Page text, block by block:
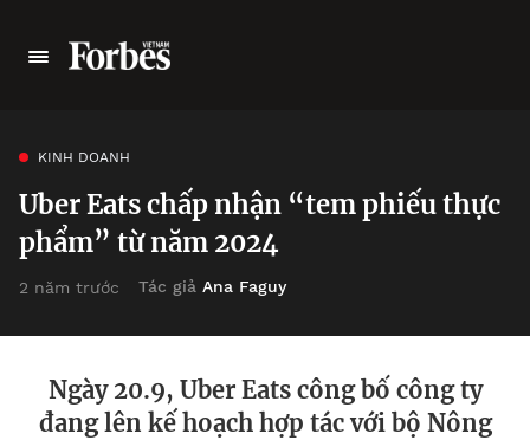
KINH DOANH
Uber Eats chấp nhận “tem phiếu thực
phẩm” từ năm 2024
2 năm trước Tác giả Ana Faguy
Ngày 20.9, Uber Eats công bố công ty
đang lên kế hoạch hợp tác với bộ Nông